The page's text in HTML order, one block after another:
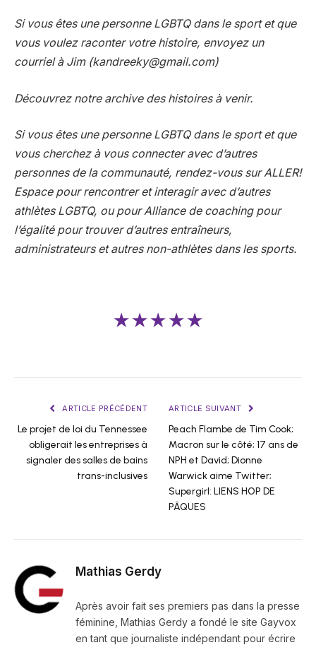
Si vous êtes une personne LGBTQ dans le sport et que
vous voulez raconter votre histoire, envoyez un
courriel à Jim (kandreeky@gmail.com)
Découvrez notre archive des histoires à venir.
Si vous êtes une personne LGBTQ dans le sport et que
vous cherchez à vous connecter avec d’autres
personnes de la communauté, rendez-vous surALLER!
Espacepour rencontrer et interagir avec d’autres
athlètes LGBTQ, ou pourAlliance de coaching pour
l’égalitépour trouver d’autres entraîneurs,
administrateurs et autres non-athlètes dans les sports.
★★★★★
ARTICLE PRÉCÉDENT
Le projet de loi du Tennessee
obligerait les entreprises à
signaler des salles de bains
trans-inclusives
ARTICLE SUIVANT
Peach Flambe de Tim Cook;
Macron sur le côté; 17 ans de
NPH et David; Dionne
Warwick aime Twitter;
Supergirl: LIENS HOP DE
PÂQUES
Mathias Gerdy
Après avoir fait ses premiers pas dans la presse
féminine, Mathias Gerdy a fondé le site Gayvox
en tant que journaliste indépendant pour écrire